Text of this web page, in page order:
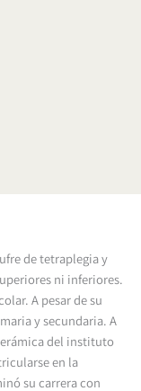
de tetraplegia y
ni inferiores.
A pesar de su
y secundaria. A
del instituto
en la
su carrera con